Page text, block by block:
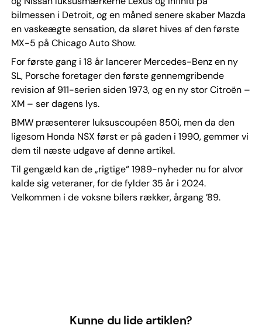
bilmessen i Detroit, og en måned senere skaber Mazda
en vaskeægte sensation, da sløret hives af den første
MX-5 på Chicago Auto Show.
For første gang i 18 år lancerer Mercedes-Benz en ny
SL, Porsche foretager den første gennemgribende
revision af 911-serien siden 1973, og en ny stor Citroën –
XM – ser dagens lys.
BMW præsenterer luksuscoupéen 850i, men da den
ligesom Honda NSX først er på gaden i 1990, gemmer vi
dem til næste udgave af denne artikel.
Til gengæld kan de „rigtige“ 1989-nyheder nu for alvor
kalde sig veteraner, for de fylder 35 år i 2024.
Velkommen i de voksne bilers rækker, årgang ’89.
Kunne du lide artiklen?